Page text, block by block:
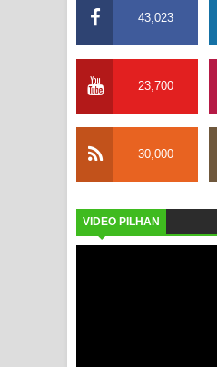
43,023
23,700
30,000
VIDEO PILHAN